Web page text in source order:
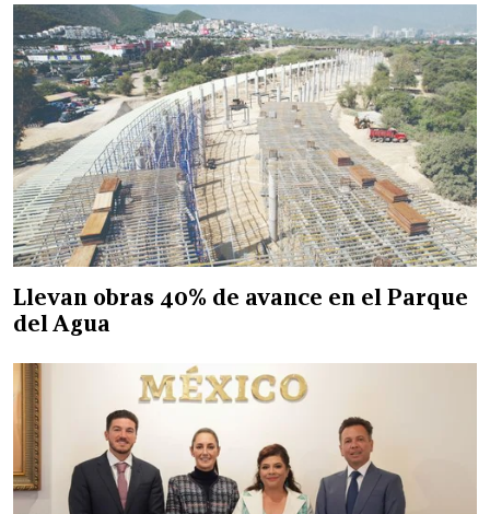
Llevan obras 40% de avance en el Parque
del Agua